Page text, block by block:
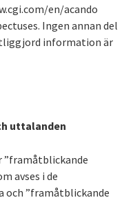
en/acando
Ingen annan del
information är
uttalanden
”framåtblickande
avses i de
och ”framåtblickande